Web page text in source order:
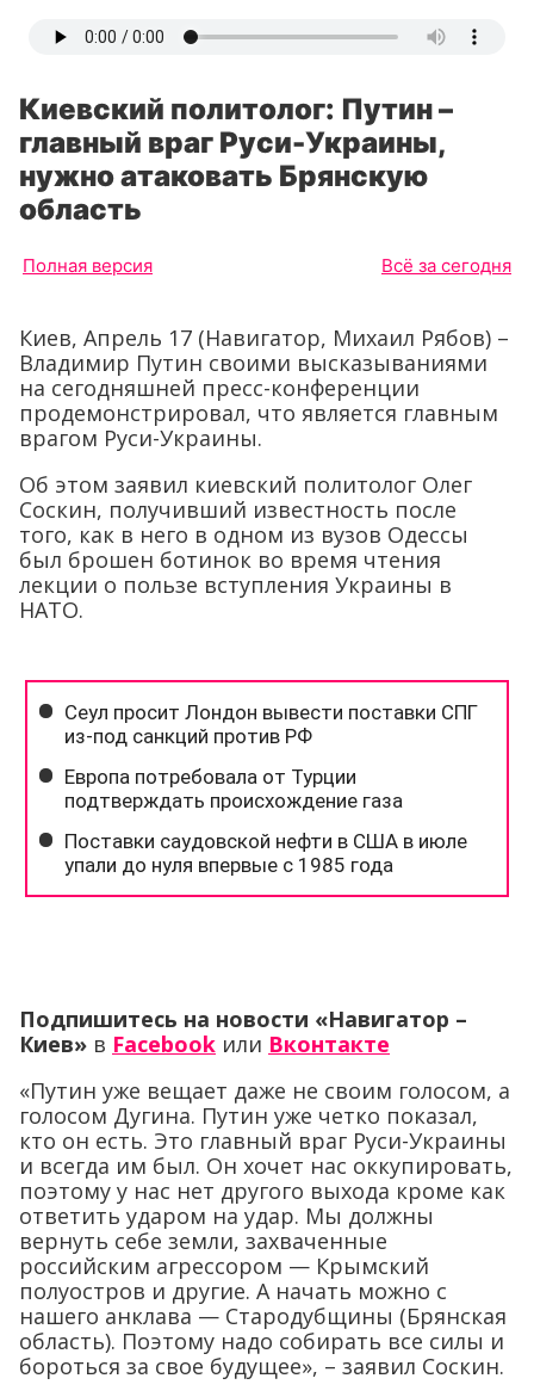
Киевский политолог: Путин –
главный враг Руси-Украины,
нужно атаковать Брянскую
область
Полная версия Всё за сегодня
Киев, Апрель 17 (Навигатор, Михаил Рябов) –
Владимир Путин своими высказываниями
на сегодняшней пресс-конференции
продемонстрировал, что является главным
врагом Руси-Украины.
Об этом заявил киевский политолог Олег
Соскин, получивший известность после
того, как в него в одном из вузов Одессы
был брошен ботинок во время чтения
лекции о пользе вступления Украины в
НАТО.
Подпишитесь на новости «Навигатор –
Киев» в Facebook или Вконтакте
«Путин уже вещает даже не своим голосом, а
голосом Дугина. Путин уже четко показал,
кто он есть. Это главный враг Руси-Украины
и всегда им был. Он хочет нас оккупировать,
поэтому у нас нет другого выхода кроме как
ответить ударом на удар. Мы должны
вернуть себе земли, захваченные
российским агрессором — Крымский
полуостров и другие. А начать можно с
нашего анклава — Стародубщины (Брянская
область). Поэтому надо собирать все силы и
бороться за свое будущее», – заявил Соскин.